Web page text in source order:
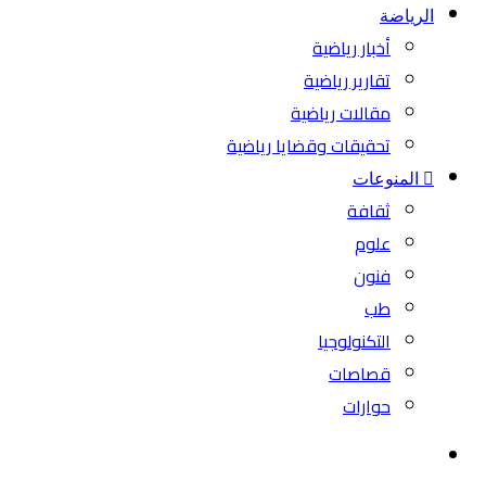
الرياضة
أخبار رياضية
تقارير رياضية
مقالات رياضية
تحقيقات وقضايا رياضية
المنوعات
ثقافة
علوم
فنون
طب
التكنولوجيا
قصاصات
حوارات